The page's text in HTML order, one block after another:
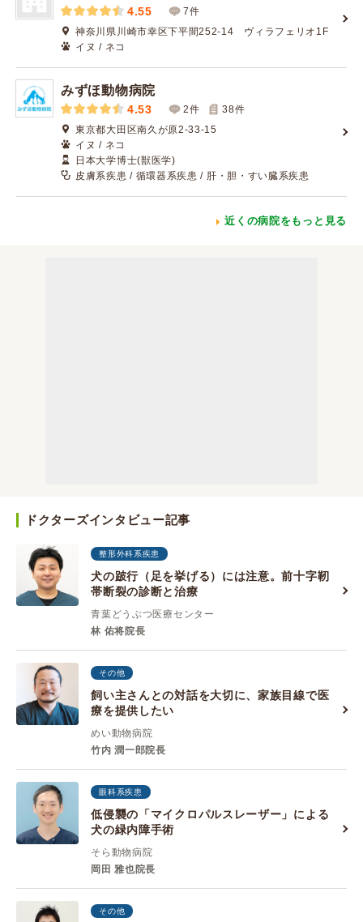
4.55
7件
神奈川県川崎市幸区下平間252-14 ヴィラフェリオ1F
イヌ / ネコ
みずほ動物病院
4.53 2件 38件
東京都大田区南久が原2-33-15
イヌ / ネコ
日本大学博士(獣医学)
皮膚系疾患 / 循環器系疾患 / 肝・胆・すい臓系疾患
近くの病院をもっと見る
ドクターズインタビュー記事
整形外科系疾患
犬の跛行（足を挙げる）には注意。前十字靭
帯断裂の診断と治療
青葉どうぶつ医療センター
林 佑将院長
その他
飼い主さんとの対話を大切に、家族目線で医
療を提供したい
めい動物病院
竹内 潤一郎院長
眼科系疾患
低侵襲の「マイクロパルスレーザー」による
犬の緑内障手術
そら動物病院
岡田 雅也院長
その他